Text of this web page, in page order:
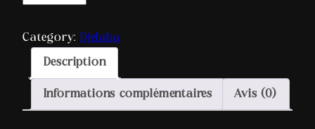
Category:Djelaba
Description
Informations complémentaires Avis (0)